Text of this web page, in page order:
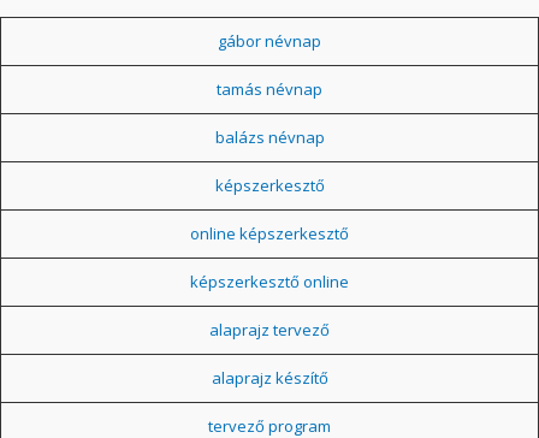
gábor névnap
tamás névnap
balázs névnap
képszerkesztő
online képszerkesztő
képszerkesztő online
alaprajz tervező
alaprajz készítő
tervező program